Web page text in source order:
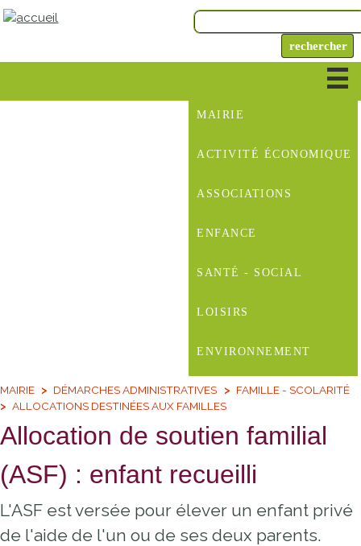
MAIRIE
ACTIVITÉ ÉCONOMIQUE
ASSOCIATIONS
ENFANCE
SANTÉ - SOCIAL
LOISIRS
ENVIRONNEMENT
MAIRIE DÉMARCHES ADMINISTRATIVES
FAMILLE - SCOLARITÉ
ALLOCATIONS DESTINÉES AUX FAMILLES
Allocation de soutien familial
(ASF) : enfant recueilli
L'ASF est versée pour élever un enfant privé
de l'aide de l'un ou de ses deux parents.